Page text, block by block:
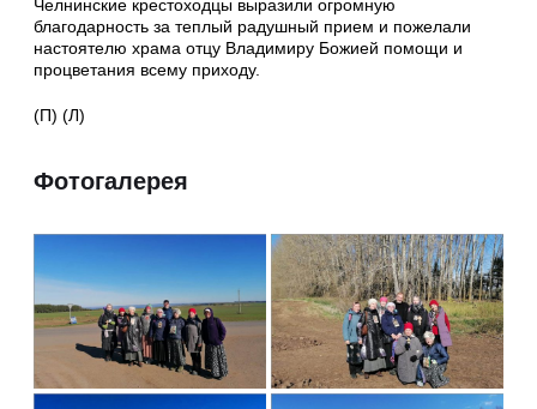
Челнинские крестоходцы выразили огромную
благодарность за теплый радушный прием и пожелали
настоятелю храма отцу Владимиру Божией помощи и
процветания всему приходу.
(П) (Л)
Фотогалерея